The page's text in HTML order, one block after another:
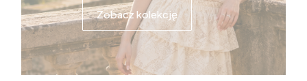
Zobacz kolekcję